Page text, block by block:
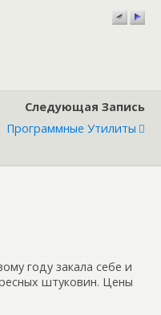
Следующая Запись
Программные Утилиты
году закала себе и
штуковин. Цены